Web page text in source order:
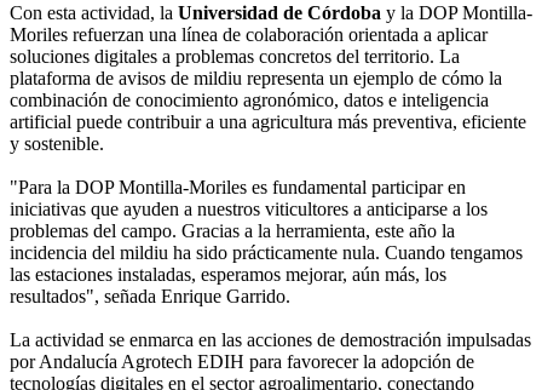
Con esta actividad, la Universidad de Córdoba y la DOP Montilla-
Moriles refuerzan una línea de colaboración orientada a aplicar
soluciones digitales a problemas concretos del territorio. La
plataforma de avisos de mildiu representa un ejemplo de cómo la
combinación de conocimiento agronómico, datos e inteligencia
artificial puede contribuir a una agricultura más preventiva, eficiente
y sostenible.
"Para la DOP Montilla-Moriles es fundamental participar en
iniciativas que ayuden a nuestros viticultores a anticiparse a los
problemas del campo. Gracias a la herramienta, este año la
incidencia del mildiu ha sido prácticamente nula. Cuando tengamos
las estaciones instaladas, esperamos mejorar, aún más, los
resultados", señada Enrique Garrido.
La actividad se enmarca en las acciones de demostración impulsadas
por Andalucía Agrotech EDIH para favorecer la adopción de
tecnologías digitales en el sector agroalimentario, conectando